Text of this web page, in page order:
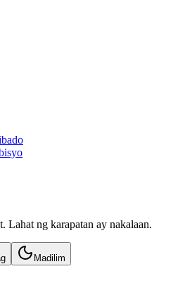
Lahat ng karapatan ay nakalaan.
Madilim